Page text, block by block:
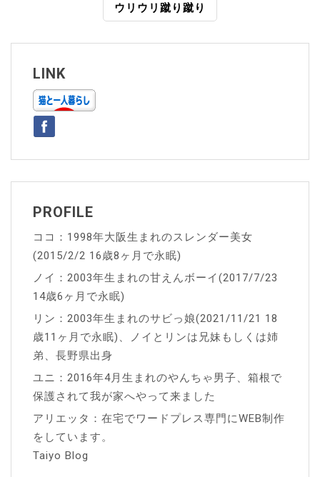
ビ
ゲ
ー
シ
ョ
ン
ウリウリ蹴り蹴り
LINK
PROFILE
ココ：1998年大阪生まれのスレンダー美女
(2015/2/2 16歳8ヶ月で永眠)
ノイ：2003年生まれの甘えんボーイ(2017/7/23
14歳6ヶ月で永眠)
リン：2003年生まれのサビっ娘(2021/11/21 18
歳11ヶ月で永眠)、ノイとリンは兄妹もしくは姉
弟、長野県出身
ユニ：2016年4月生まれのやんちゃ男子、箱根で
保護されて我が家へやって来ました
アリエッタ：在宅でワードプレス専門にWEB制作
をしています。
Taiyo Blog